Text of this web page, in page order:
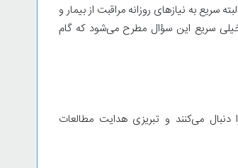
سریع به نیازهای روزانه مراقبت از بیمار و
سریع این سؤال مطرح می‌شود که گام
دنبال می‌کنند و تبریزی هدایت مطالعات